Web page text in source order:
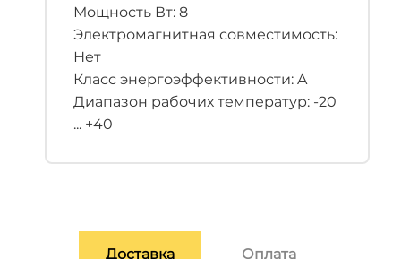
Мощность Вт: 8
Электромагнитная совместимость:
Нет
Класс энергоэффективности: A
Диапазон рабочих температур: -20
... +40
Доставка Оплата